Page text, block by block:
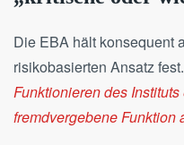
Die EBA hält konsequent
risikobasierten Ansatz
Funktionieren des
fremdvergebene Funktion